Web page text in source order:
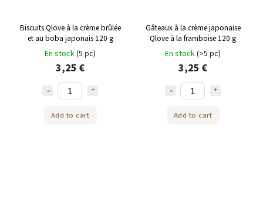
Biscuits Qlove à la crème brûlée
et au boba japonais 120 g
En stock(5 pc)
3,25 €
Add to cart
Gâteaux à la crème japonaise
Qlove à la framboise 120 g
En stock(>5 pc)
3,25 €
Add to cart